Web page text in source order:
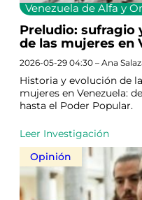
Venezuela de Alfa y
Preludio: sufragio
de las mujeres en
2026-05-29 04:30 – Ana
Historia y evolución de
mujeres en Venezuela:
hasta el Poder Popular.
Leer Investigación
Opinión